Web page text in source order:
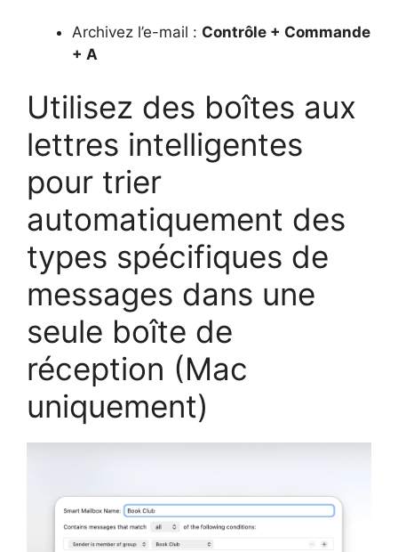
Archivez l’e-mail : Contrôle + Commande
+ A
Utilisez des boîtes aux
lettres intelligentes
pour trier
automatiquement des
types spécifiques de
messages dans une
seule boîte de
réception (Mac
uniquement)